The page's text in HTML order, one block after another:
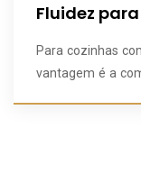
Fluidez para
Para cozinhas
vantagem é a